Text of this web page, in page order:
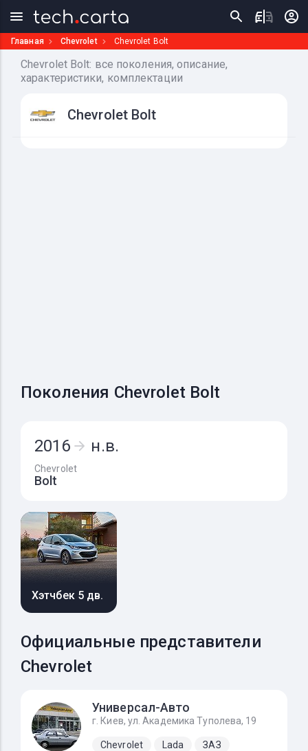
Главная Chevrolet Chevrolet Bolt
Chevrolet Bolt: все поколения, описание,
характеристики, комплектации
Chevrolet Bolt
Поколения Chevrolet Bolt
2016 н.в.
Chevrolet
Bolt
Хэтчбек 5 дв.
Официальные представители
Chevrolet
Универсал-Авто
г. Киев, ул. Академика Туполева, 19
Chevrolet Lada ЗАЗ